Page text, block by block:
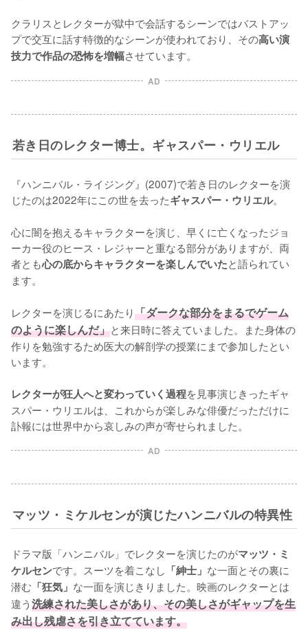
クラリスとレクターが獄中で会話するシーンではバストアッ
プで交互に話す特徴的なシーンが使われており、その高い演
技力で作品の恐怖を増幅させています。
AD
若き日のレクター博士。ギャスパー・ウリエル
『ハンニバル・ライジング』(2007)で若き日のレクターを演
じたのは2022年にこの世を去ったギャスパー・ウリエル。
心に闇を抱えるキャラクターを演じ、早くに亡くなったジョ
ーカー役のヒース・レジャーと重なる部分がありますが、両
者とも心の底からキャラクターを楽しんでいたと語られてい
ます。
レクターを演じるにあたり「ダークな部分をまるでゲーム
のように楽しんだ」と来日時に答えていました。また身体の
作りを勉強するため医大の解剖学の授業にまで参加したとい
います。
レクターが狂人へと変わっていく過程を見事演じきったギャ
スパー・ウリエルは、これからが楽しみな俳優だっただけに
訃報には世界中から哀しみの声が寄せられました。
AD
マッツ・ミケルセンが演じたハンニバルの特異性
ドラマ版「ハンニバル」でレクターを演じたのがマッツ・ミ
ケルセンです。スーツを着こなし 「紳士」 な一面とその裏に
潜む 「狂気」 な一面を演じきりました。映画のレクターとは
違う洗練された美しさがあり、その美しさがギャップを生
み出し残虐さを引き立てています。